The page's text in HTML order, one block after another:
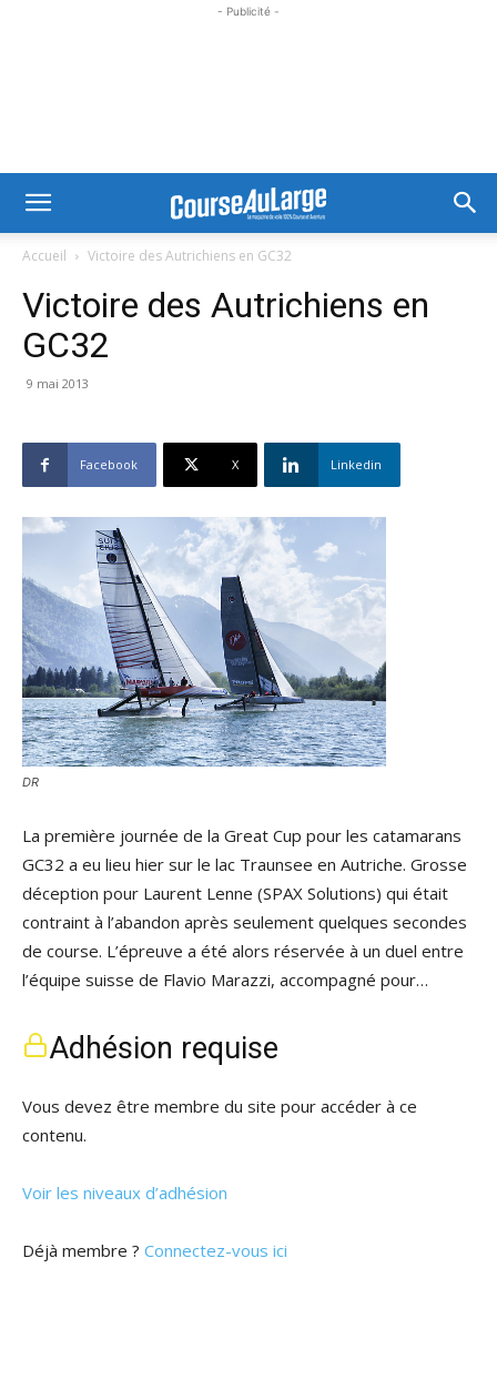
- Publicité -
Accueil Victoire des Autrichiens en GC32
Victoire des Autrichiens en
GC32
9 mai 2013
Facebook X Linkedin
DR
La première journée de la Great Cup pour les catamarans
GC32 a eu lieu hier sur le lac Traunsee en Autriche. Grosse
déception pour Laurent Lenne (SPAX Solutions) qui était
contraint à l’abandon après seulement quelques secondes
de course. L’épreuve a été alors réservée à un duel entre
l’équipe suisse de Flavio Marazzi, accompagné pour…
Adhésion requise
Vous devez être membre du site pour accéder à ce
contenu.
Voir les niveaux d’adhésion
Déjà membre ? Connectez-vous ici